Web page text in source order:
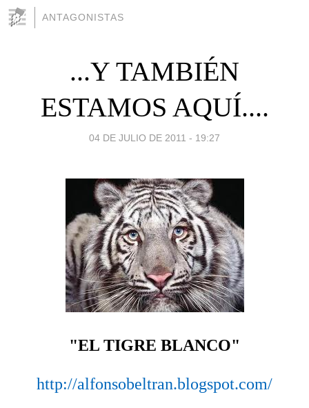
ANTAGONISTAS
...Y TAMBIÉN
ESTAMOS AQUÍ....
04 DE JULIO DE 2011 - 19:27
"EL TIGRE BLANCO"
http://alfonsobeltran.blogspot.com/